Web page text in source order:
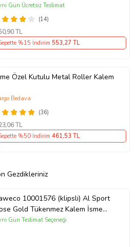
(14)
Gün Ücretsiz Teslimat
,90 TL
%15 İndirim 553,27 TL
Özel Kutulu Metal Roller Kalem
(36)
Bedava
,06 TL
%50 İndirim 461,53 TL
Gezdikleriniz
10001576 (klipsli) Al Sport
Gold Tükenmez Kalem İsme
Kalem
Gün Teslimat Seçeneği